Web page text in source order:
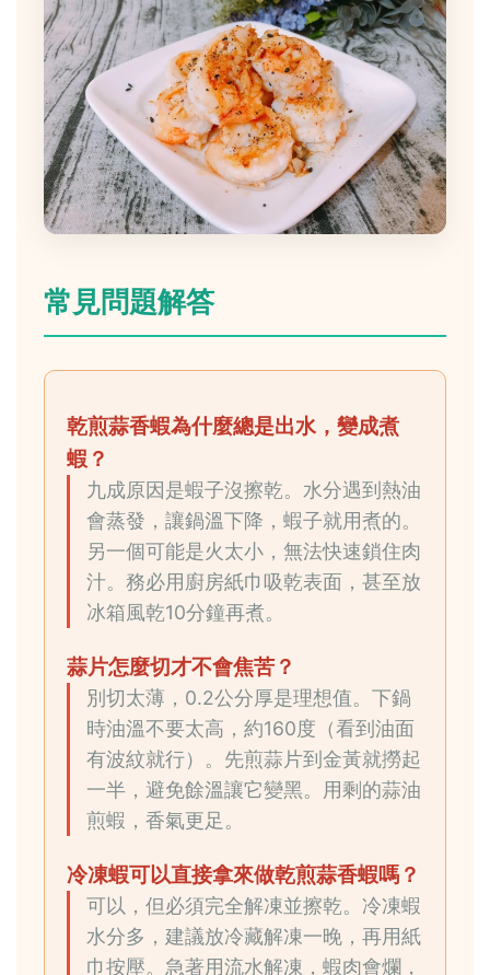
常見問題解答
乾煎蒜香蝦為什麼總是出水，變成煮
蝦？
九成原因是蝦子沒擦乾。水分遇到熱油
會蒸發，讓鍋溫下降，蝦子就用煮的。
另一個可能是火太小，無法快速鎖住肉
汁。務必用廚房紙巾吸乾表面，甚至放
冰箱風乾10分鐘再煮。
蒜片怎麼切才不會焦苦？
別切太薄，0.2公分厚是理想值。下鍋
時油溫不要太高，約160度（看到油面
有波紋就行）。先煎蒜片到金黃就撈起
一半，避免餘溫讓它變黑。用剩的蒜油
煎蝦，香氣更足。
冷凍蝦可以直接拿來做乾煎蒜香蝦嗎？
可以，但必須完全解凍並擦乾。冷凍蝦
水分多，建議放冷藏解凍一晚，再用紙
巾按壓。急著用流水解凍，蝦肉會爛，